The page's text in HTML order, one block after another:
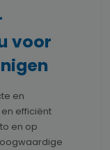
voor
en
efficiënt
en op